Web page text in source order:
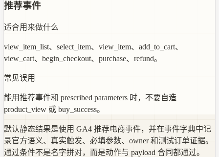
推荐事件
适合用来做什么
view_item_list、select_item、view_item、add_to_cart、
view_cart、begin_checkout、purchase、refund。
常见误用
能用推荐事件和 prescribed parameters 时，不要自造
product_view 或 buy_success。
默认静态结果是使用 GA4 推荐电商事件，并在事件字典中记
录官方语义、真实触发、必填参数、owner 和测试订单证据。
通过条件不是名字拼对，而是动作与 payload 合同都通过。